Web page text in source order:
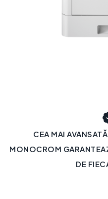
CEA MAI
MONOCROM
DE